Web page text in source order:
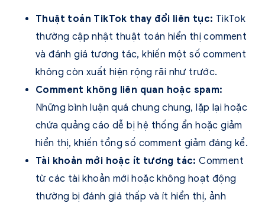
Thuật toán TikTok thay đổi liên tục: TikTok
thường cập nhật thuật toán hiển thị comment
và đánh giá tương tác, khiến một số comment
không còn xuất hiện rộng rãi như trước.
Comment không liên quan hoặc spam:
Những bình luận quá chung chung, lặp lại hoặc
chứa quảng cáo dễ bị hệ thống ẩn hoặc giảm
hiển thị, khiến tổng số comment giảm đáng kể.
Tài khoản mới hoặc ít tương tác:Comment
từ các tài khoản mới hoặc không hoạt động
thường bị đánh giá thấp và ít hiển thị, ảnh